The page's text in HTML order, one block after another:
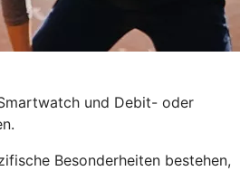
und Debit- oder
Besonderheiten bestehen,